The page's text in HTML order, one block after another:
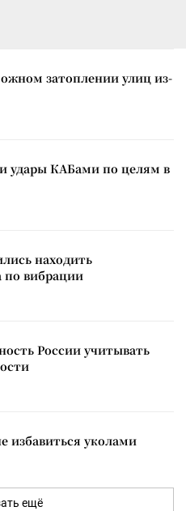
затоплении улиц из-
удары КАБами по целям в
находить
по вибрации
России учитывать
уколами
ещё